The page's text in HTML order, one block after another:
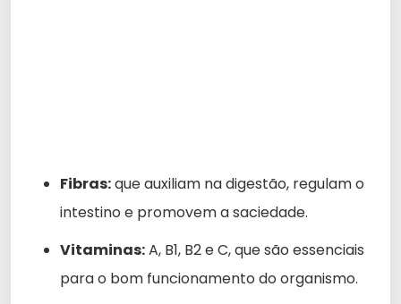
Fibras:que auxiliam na digestão, regulam o
intestino e promovem a saciedade.
Vitaminas:A, B1, B2 e C, que são essenciais
para o bom funcionamento do organismo.